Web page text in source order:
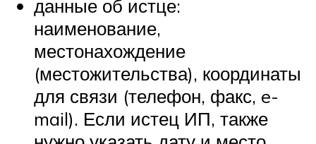
данные об истце:
наименование,
местонахождение
(местожительства), координаты
для связи (телефон, факс, e-
mail). Если истец ИП, также